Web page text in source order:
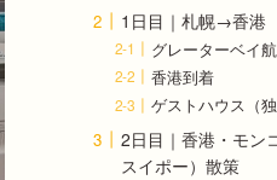
1日目｜札幌→香港
グレーターベイ
香港到着
ゲストハウス（独
2日目｜香港・モン
スイポー）散策